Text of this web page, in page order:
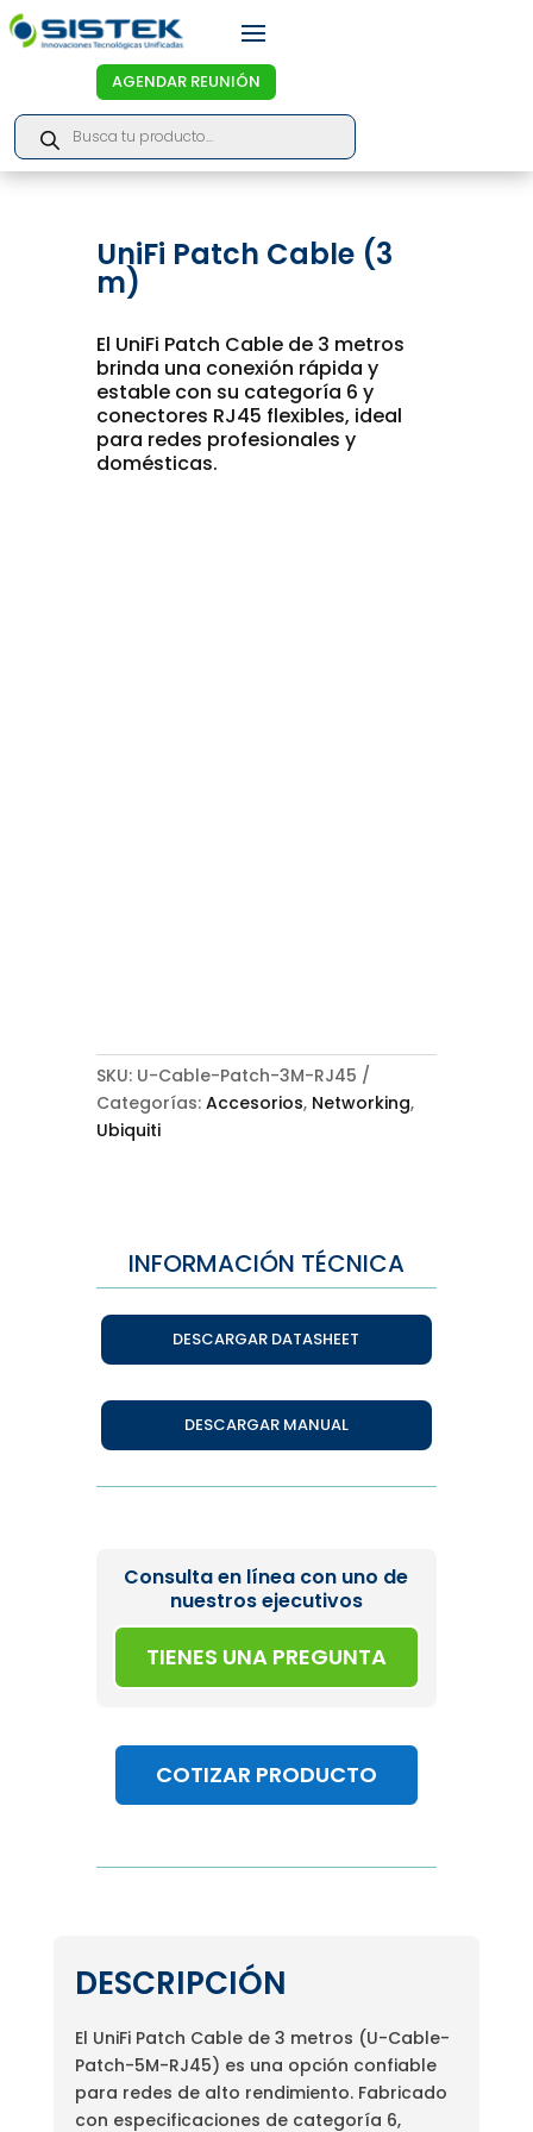
AGENDAR REUNIÓN
Products
search
UniFi Patch Cable (3
m)
El UniFi Patch Cable de 3 metros
brinda una conexión rápida y
estable con su categoría 6 y
conectores RJ45 flexibles, ideal
para redes profesionales y
domésticas.
SKU: U-Cable-Patch-3M-RJ45
Categorías: Accesorios, Networking,
Ubiquiti
INFORMACIÓN TÉCNICA
DESCARGAR DATASHEET
DESCARGAR MANUAL
Consulta en línea con uno de
nuestros ejecutivos
TIENES UNA PREGUNTA
COTIZAR PRODUCTO
DESCRIPCIÓN
El UniFi Patch Cable de 3 metros (U-Cable-
Patch-5M-RJ45) es una opción confiable
para redes de alto rendimiento. Fabricado
con especificaciones de categoría 6,